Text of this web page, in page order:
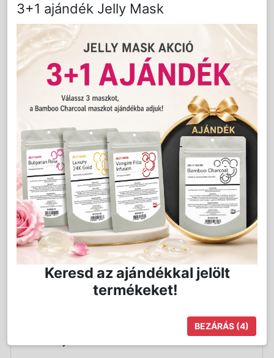
Részletes Leírás
Nagy felület, extra tartós bevonat és az
eddigieknél is gyorsabb hajformázás.
Ezekkel a szavakkal lehetne a BaByliss PRO
Titán-turmalin nagy felületű hajkreppelőjét a
legkönnyebben jellemezni.
Az ékszereknél használatos fémmegmunkálási
technikával készülő Titán-turmalin lapok
különlegesen simák, a formázás közben
létrejövő súrlódás nem roncsolja a hajszálakat.
Egyenletes hőeloszlásuknak köszönhetően a
munka gyorsabb és tartósabb lesz.
A titánium ötvözetbe kevert turmalin kristályok
ugyanakkor felmelegítés után természetes
módon bocsájtanak ki negatív ionokat, mellyel
katalizátorként segítik a hajápolók
3+1 ajándék Jelly Mask
Keresd az ajándékkal jelölt
termékeket!
BEZÁRÁS (3)